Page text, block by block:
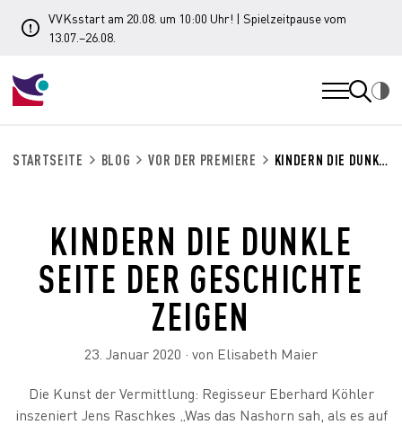
VVKsstart am 20.08. um 10:00 Uhr! | Spielzeitpause vom
13.07.–26.08.
STARTSEITE BLOG VOR DER PREMIERE KINDERN DIE DUNKLE SEITE DER GESCHICHTE ZEIGEN
KINDERN DIE DUNKLE
SEITE DER GESCHICHTE
ZEIGEN
23. Januar 2020 · von Elisabeth Maier
Die Kunst der Vermittlung: Regisseur Eberhard Köhler
inszeniert Jens Raschkes „Was das Nashorn sah, als es auf